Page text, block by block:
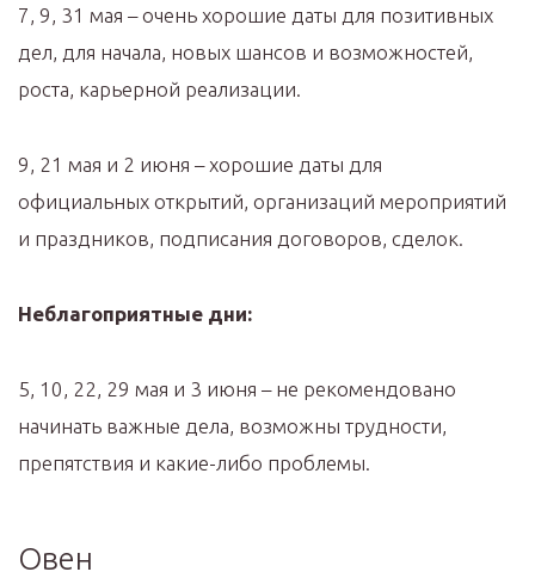
7, 9, 31 мая – очень хорошие даты для позитивных
дел, для начала, новых шансов и возможностей,
роста, карьерной реализации.
9, 21 мая и 2 июня – хорошие даты для
официальных открытий, организаций мероприятий
и праздников, подписания договоров, сделок.
Неблагоприятные дни:
5, 10, 22, 29 мая и 3 июня – не рекомендовано
начинать важные дела, возможны трудности,
препятствия и какие-либо проблемы.
Овен